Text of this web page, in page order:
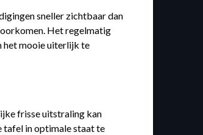
sneller zichtbaar dan
Het regelmatig
het mooie uiterlijk te
frisse uitstraling kan
tafel in optimale staat te